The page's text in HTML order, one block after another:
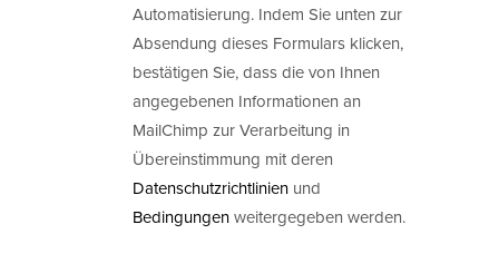
Automatisierung. Indem Sie unten zur
Absendung dieses Formulars klicken,
bestätigen Sie, dass die von Ihnen
angegebenen Informationen an
MailChimp zur Verarbeitung in
Übereinstimmung mit deren
Datenschutzrichtlinien und
Bedingungenweitergegeben werden.